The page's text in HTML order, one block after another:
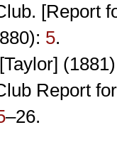
[Report
5.
Report
–26.